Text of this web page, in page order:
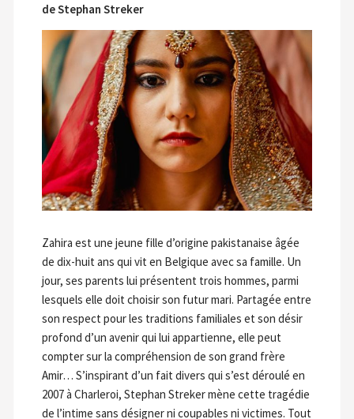
de Stephan Streker
Zahira est une jeune fille d’origine pakistanaise âgée
de dix-huit ans qui vit en Belgique avec sa famille. Un
jour, ses parents lui présentent trois hommes, parmi
lesquels elle doit choisir son futur mari. Partagée entre
son respect pour les traditions familiales et son désir
profond d’un avenir qui lui appartienne, elle peut
compter sur la compréhension de son grand frère
Amir… S’inspirant d’un fait divers qui s’est déroulé en
2007 à Charleroi, Stephan Streker mène cette tragédie
de l’intime sans désigner ni coupables ni victimes. Tout